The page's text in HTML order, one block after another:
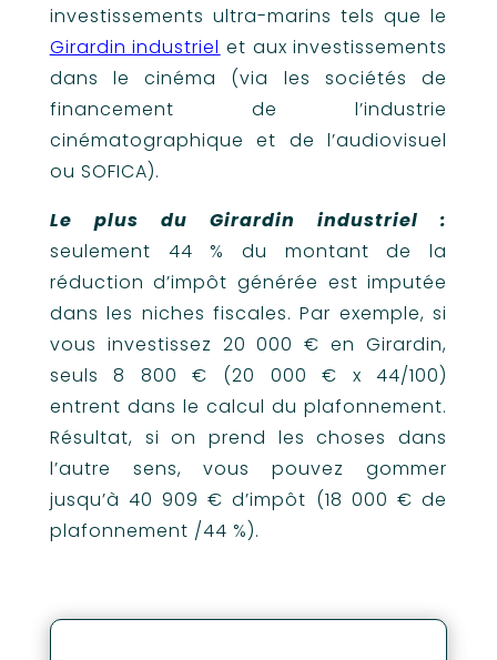
investissements ultra-marins tels que le
Girardin industriel et aux investissements
dans le cinéma (via les sociétés de
financement de l’industrie
cinématographique et de l’audiovisuel
ou SOFICA).
Le plus du Girardin industriel :
seulement 44 % du montant de la
réduction d’impôt générée est imputée
dans les niches fiscales. Par exemple, si
vous investissez 20 000 € en Girardin,
seuls 8 800 € (20 000 € x 44/100)
entrent dans le calcul du plafonnement.
Résultat, si on prend les choses dans
l’autre sens, vous pouvez gommer
jusqu’à 40 909 € d’impôt (18 000 € de
plafonnement /44 %).